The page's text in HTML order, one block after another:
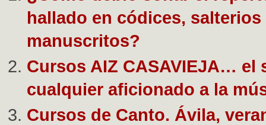
hallado en códices,
manuscritos?
Cursos AIZ CASAVIEJA… el
cualquier aficionado a la
Cursos de Canto. Ávila,